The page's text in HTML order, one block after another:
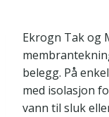
Ekrogn Tak og
belegg. På
med isolasjon
vann til sluk